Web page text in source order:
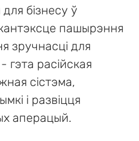
бізнесу ў
пашырэння
зручнасці для
гэта расійская
сістэма,
і развіцця
аперацый.